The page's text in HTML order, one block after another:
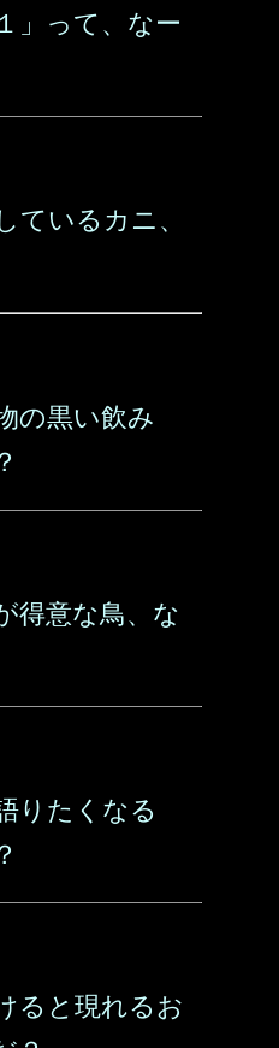
」って、なー
ているカニ、
の黒い飲み
得意な鳥、な
りたくなる
ると現れるお